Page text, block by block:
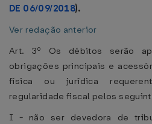
DE 06/09/2018).
Ver redação anterior
Art. 3º Os débitos serão
obrigações principais e
física ou jurídica
regularidade fiscal pelos
I - não ser devedora de